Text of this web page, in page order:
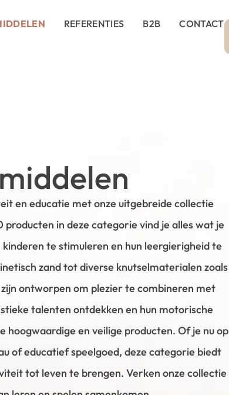
REFERENTIES B2B CONTACT
en educatie met onze uitgebreide collectie
in deze categorie vind je alles wat je
te stimuleren en hun leergierigheid te
zand tot diverse knutselmaterialen zoals
ontworpen om plezier te combineren met
talenten ontdekken en hun motorische
hoogwaardige en veilige producten. Of je nu op
of educatief speelgoed, deze categorie biedt
tot leven te brengen. Verken onze collectie